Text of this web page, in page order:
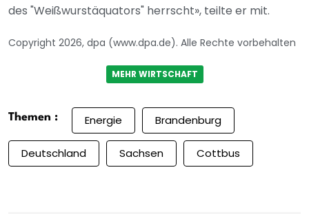
des "Weißwurstäquators" herrscht», teilte er mit.
Copyright 2026, dpa (www.dpa.de). Alle Rechte vorbehalten
MEHR WIRTSCHAFT
Themen : Energie Brandenburg
Deutschland Sachsen Cottbus